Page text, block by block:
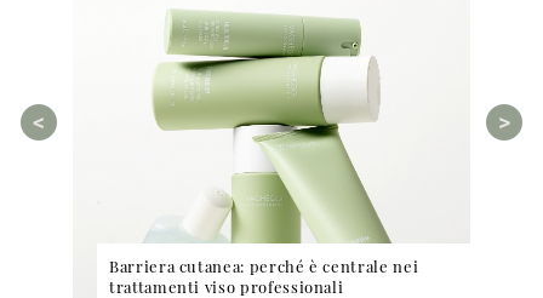
Barriera cutanea: perché è centrale nei
trattamenti viso professionali